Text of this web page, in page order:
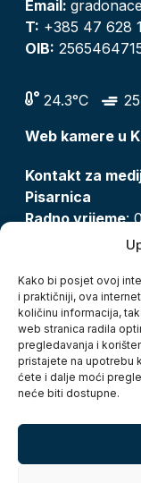
Kako bi posjet ovoj
i praktičniji, ova
količinu informacija,
web stranica radila
pregledavanja i
pristajete na upotrebu
ćete i dalje moći
neće biti dostupne.
Email:
T: +385 47 628
OIB:
24.3°C
Web kamere u
Kontakt za
Pisarnica
Radno vrijeme:
Zaštita osobnih
Pristup
Kolačići
Izjava o
Turistička